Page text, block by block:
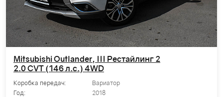
Mitsubishi Outlander, III Рестайлинг 2
2.0 CVT (146 л.с.) 4WD
Коробка передач:
Вариатор
Год:
2018